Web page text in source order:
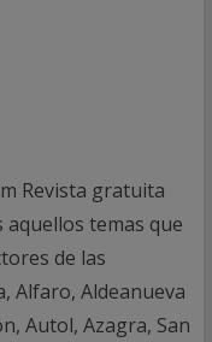
Revista gratuita
temas que
de las
Alfaro, Aldeanueva
Autol, Azagra, San